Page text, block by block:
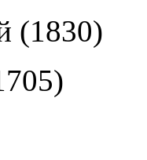
(1830)